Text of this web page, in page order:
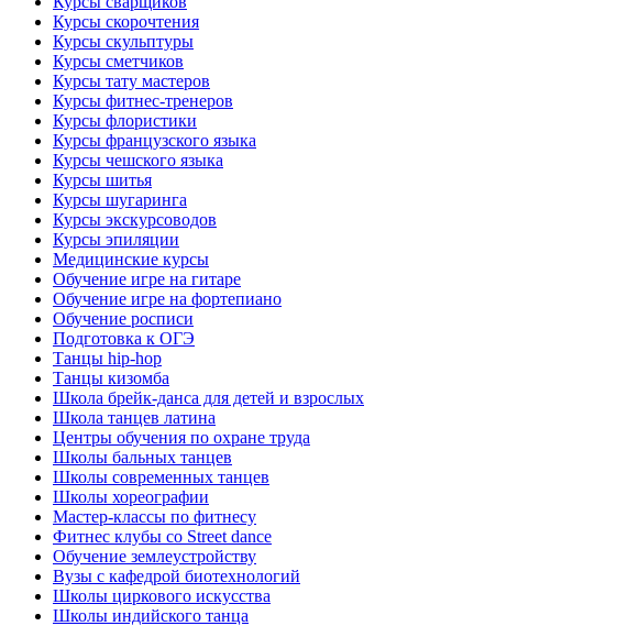
Курсы скорочтения
Курсы скульптуры
Курсы сметчиков
Курсы тату мастеров
Курсы фитнес-тренеров
Курсы флористики
Курсы французского языка
Курсы чешского языка
Курсы шитья
Курсы шугаринга
Курсы экскурсоводов
Курсы эпиляции
Медицинские курсы
Обучение игре на гитаре
Обучение игре на фортепиано
Обучение росписи
Подготовка к ОГЭ
Танцы hip-hop
Танцы кизомба
Школа брейк-данса для детей и взрослых
Школа танцев латина
Центры обучения по охране труда
Школы бальных танцев
Школы современных танцев
Школы хореографии
Мастер-классы по фитнесу
Фитнес клубы со Street dance
Обучение землеустройству
Вузы с кафедрой биотехнологий
Школы циркового искусства
Школы индийского танца